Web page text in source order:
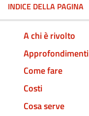
INDICE DELLA PAGINA
A chi è rivolto
Approfondimenti
Come fare
Costi
Cosa serve